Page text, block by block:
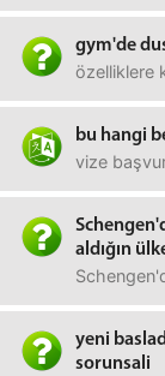
gym'de
özelliklere
bu hangi
vize
aldığın
yeni
sorunsali